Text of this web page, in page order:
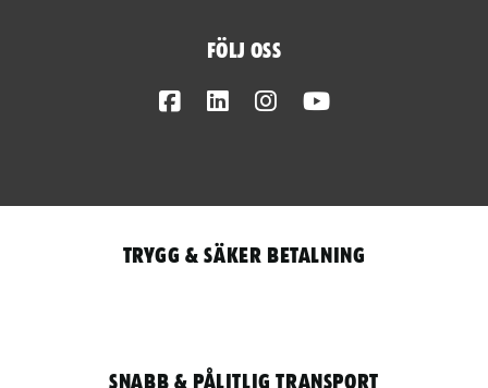
Följ oss
FacebookLinkedInInstagram
Trygg & säker betalning
Snabb & pålitlig transport